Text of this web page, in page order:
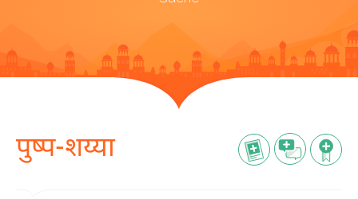
पुष्प-शय्या